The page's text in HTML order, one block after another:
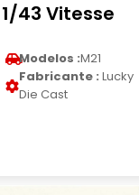
43 Vitesse
Modelos :M21
Fabricante : Lucky
Die Cast